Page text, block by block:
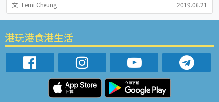
文 : Femi Cheung 2019.06.21
港玩港食港生活